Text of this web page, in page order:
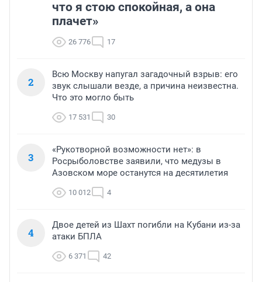
что я стою спокойная, а она
плачет»
26 776 17
2
Всю Москву напугал загадочный взрыв: его
звук слышали везде, а причина неизвестна.
Что это могло быть
17 531 30
3
«Рукотворной возможности нет»: в
Росрыболовстве заявили, что медузы в
Азовском море останутся на десятилетия
10 012 4
4
Двое детей из Шахт погибли на Кубани из-за
атаки БПЛА
6 371 42